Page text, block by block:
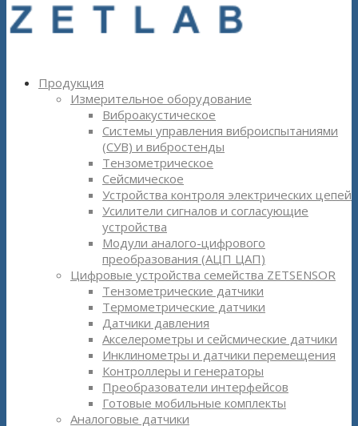
Продукция
Измерительное оборудование
Виброакустическое
Системы управления виброиспытаниями
(СУВ) и вибростенды
Тензометрическое
Сейсмическое
Устройства контроля электрических цепей
Усилители сигналов и согласующие
устройства
Модули аналого-цифрового
преобразования (АЦП ЦАП)
Цифровые устройства семейства ZETSENSOR
Тензометрические датчики
Термометрические датчики
Датчики давления
Акселерометры и сейсмические датчики
Инклинометры и датчики перемещения
Контроллеры и генераторы
Преобразователи интерфейсов
Готовые мобильные комплекты
Аналоговые датчики